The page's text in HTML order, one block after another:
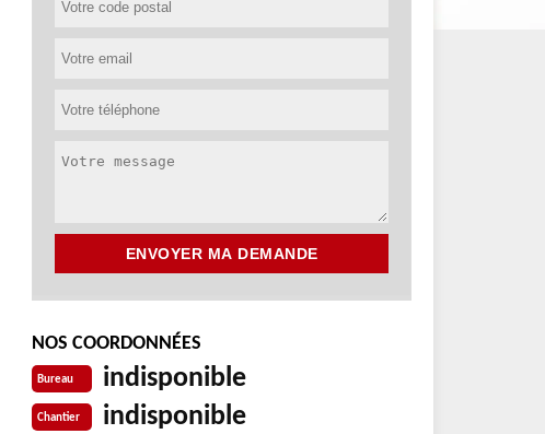
NOS COORDONNÉES
Bureau indisponible
Chantier indisponible